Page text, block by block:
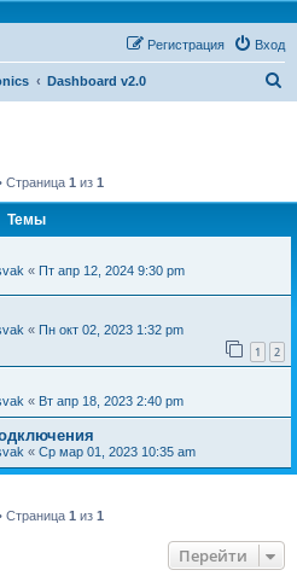
Вход
Регистрация
Dashboard v2.0
Страница 1 из 1
Темы
« Пт апр 12, 2024 9:30 pm
« Пн окт 02, 2023 1:32 pm
1 2
« Вт апр 18, 2023 2:40 pm
« Ср мар 01, 2023 10:35 am
Страница 1 из 1
Перейти